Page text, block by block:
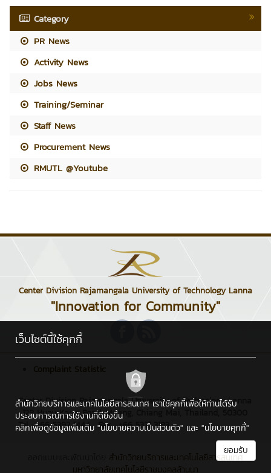
Category
PR News
Activity News
Jobs News
Training/Seminar
Staff News
Procurement News
RMUTL @Youtube
Center Division Rajamangala University of Technology Lanna
"Innovation for Community"
Complaint Statistic
Center Division Rajamangala University of Technology Lanna
: 128 Huay Kaew Road, Muang, Chiang Mai, Thailand, 50300
Tel : +66 5392 1444 , Fax : +66 5321 3183
เว็บไซต์นี้ใช้คุกกี้
สำนักวิทยบริการและเทคโนโลยีสารสนเทศ เราใช้คุกกี้เพื่อให้ท่านได้รับ
ประสบการณ์การใช้งานที่ดียิ่งขึ้น
คลิกเพื่อดูข้อมูลเพิ่มเติม "นโยบายความเป็นส่วนตัว" และ "นโยบายคุกกี้"
ยอมรับ
สำนักวิทยบริการและเทคโนโลยีสารสนเทศ
มหาวิทยาลัยเทคโนโลยีราชมงคลล้านนา